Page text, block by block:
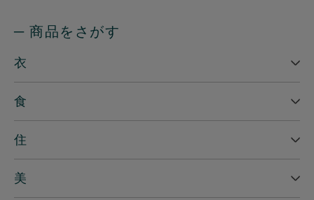
─ 商品をさがす
衣
食
住
美